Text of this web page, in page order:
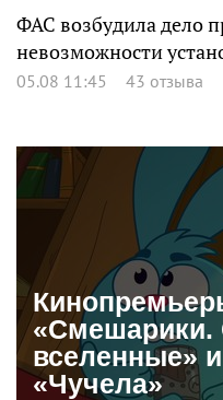
ФАС возбудила дело
невозможности
05.08 11:45 43 отзыва
«Смешарики.
вселенные»
«Чучела»